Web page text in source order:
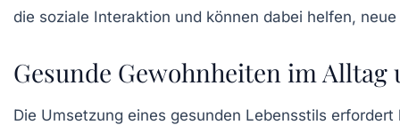
die soziale Interaktion und können dabei helfen,
Gesunde Gewohnheiten im Alltag
Die Umsetzung eines gesunden Lebensstils